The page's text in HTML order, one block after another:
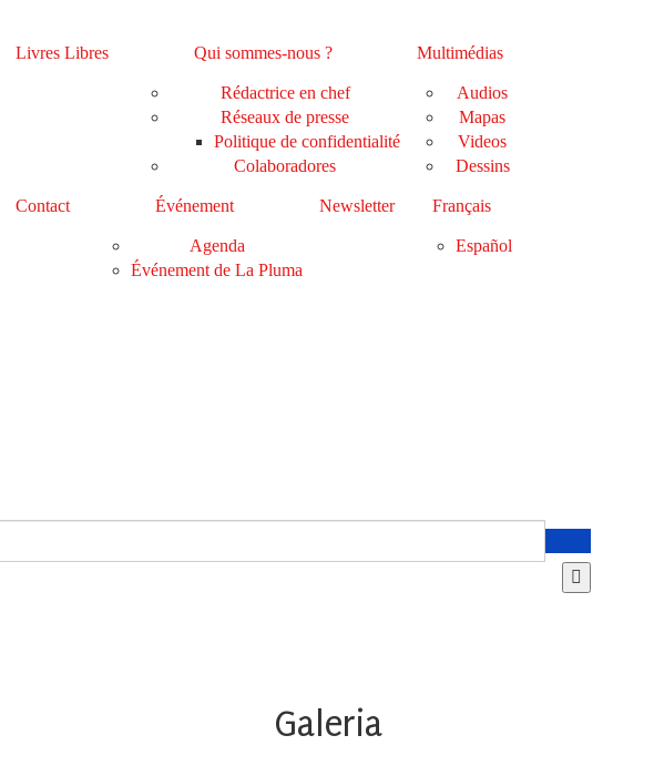
Livres Libres Qui sommes-nous ?
Rédactrice en chef
Réseaux de presse
Politique de confidentialité
Colaboradores
Multimédias
Audios
Mapas
Videos
Dessins
Contact Événement
Agenda
Événement de La Pluma
Newsletter Français
Español
Galeria